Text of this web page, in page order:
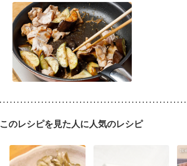
このレシピを見た人に人気のレシピ